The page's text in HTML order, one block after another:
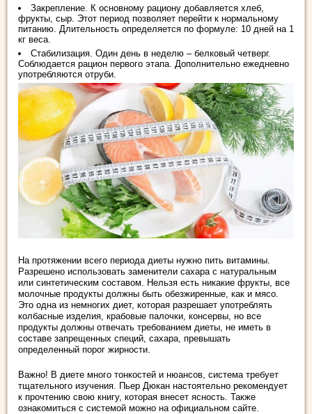
Закрепление. К основному рациону добавляется хлеб,
фрукты, сыр. Этот период позволяет перейти к нормальному
питанию. Длительность определяется по формуле: 10 дней на 1
кг веса.
Стабилизация. Один день в неделю – белковый четверг.
Соблюдается рацион первого этапа. Дополнительно ежедневно
употребляются отруби.
На протяжении всего периода диеты нужно пить витамины.
Разрешено использовать заменители сахара с натуральным
или синтетическим составом. Нельзя есть никакие фрукты, все
молочные продукты должны быть обезжиренные, как и мясо.
Это одна из немногих диет, которая разрешает употреблять
колбасные изделия, крабовые палочки, консервы, но все
продукты должны отвечать требованием диеты, не иметь в
составе запрещенных специй, сахара, превышать
определенный порог жирности.
Важно! В диете много тонкостей и нюансов, система требует
тщательного изучения. Пьер Дюкан настоятельно рекомендует
к прочтению свою книгу, которая внесет ясность. Также
ознакомиться с системой можно на официальном сайте.